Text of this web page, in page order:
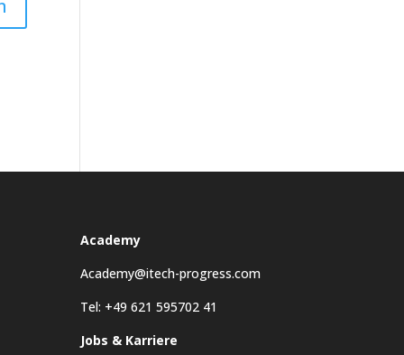
Academy
Academy@itech-progress.com
Tel: +49 621 595702 41
Jobs & Karriere